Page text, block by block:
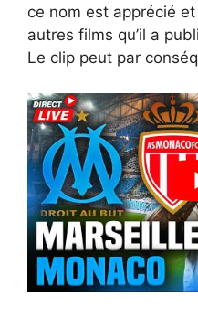
ce nom est apprécié
autres films qu’il a
Le clip peut par